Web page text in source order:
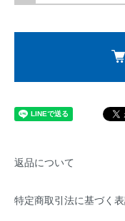
返品について
特定商取引法に基づく